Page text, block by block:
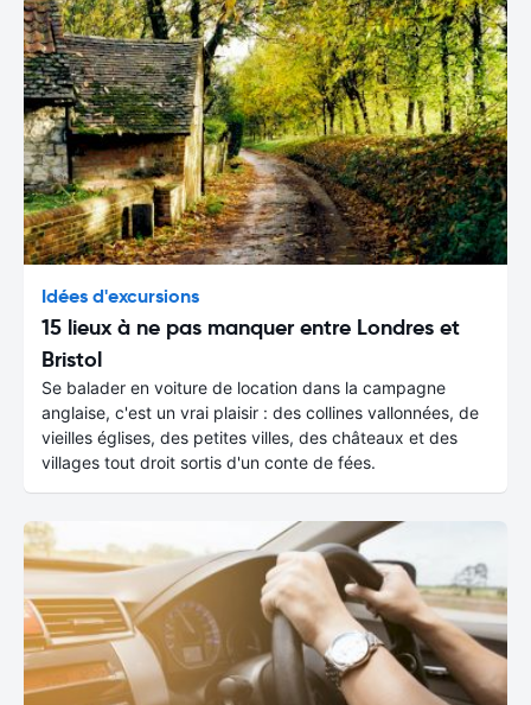
Idées d'excursions
15 lieux à ne pas manquer entre Londres et
Bristol
Se balader en voiture de location dans la campagne
anglaise, c'est un vrai plaisir : des collines vallonnées, de
vieilles églises, des petites villes, des châteaux et des
villages tout droit sortis d'un conte de fées.